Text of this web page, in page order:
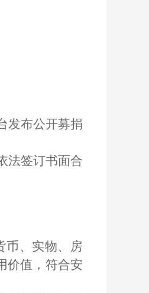
发布公开募捐
法签订书面合
币、实物、房
价值，符合安